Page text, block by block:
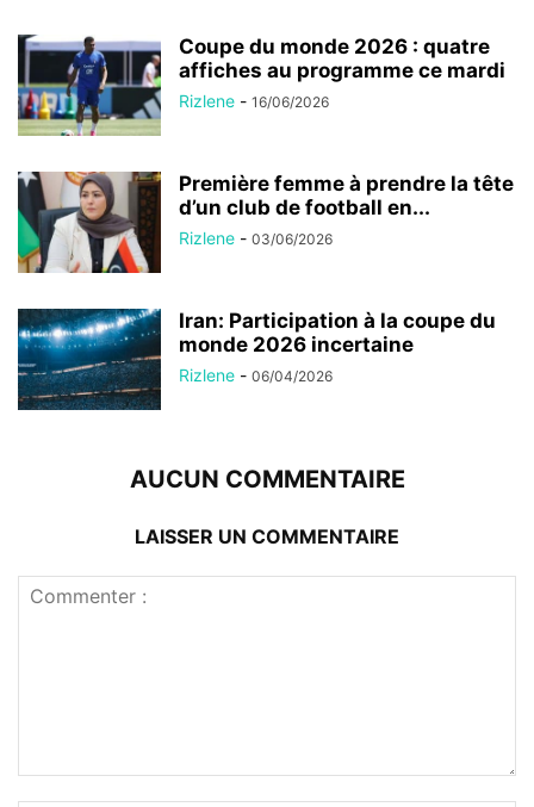
Coupe du monde 2026 : quatre
affiches au programme ce mardi
Rizlene - 16/06/2026
Première femme à prendre la tête
d’un club de football en...
Rizlene - 03/06/2026
Iran: Participation à la coupe du
monde 2026 incertaine
Rizlene - 06/04/2026
AUCUN COMMENTAIRE
LAISSER UN COMMENTAIRE